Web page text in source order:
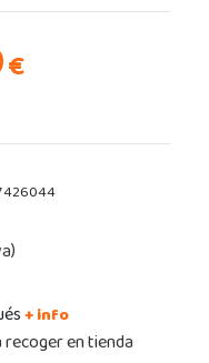
€
+ info
en tienda